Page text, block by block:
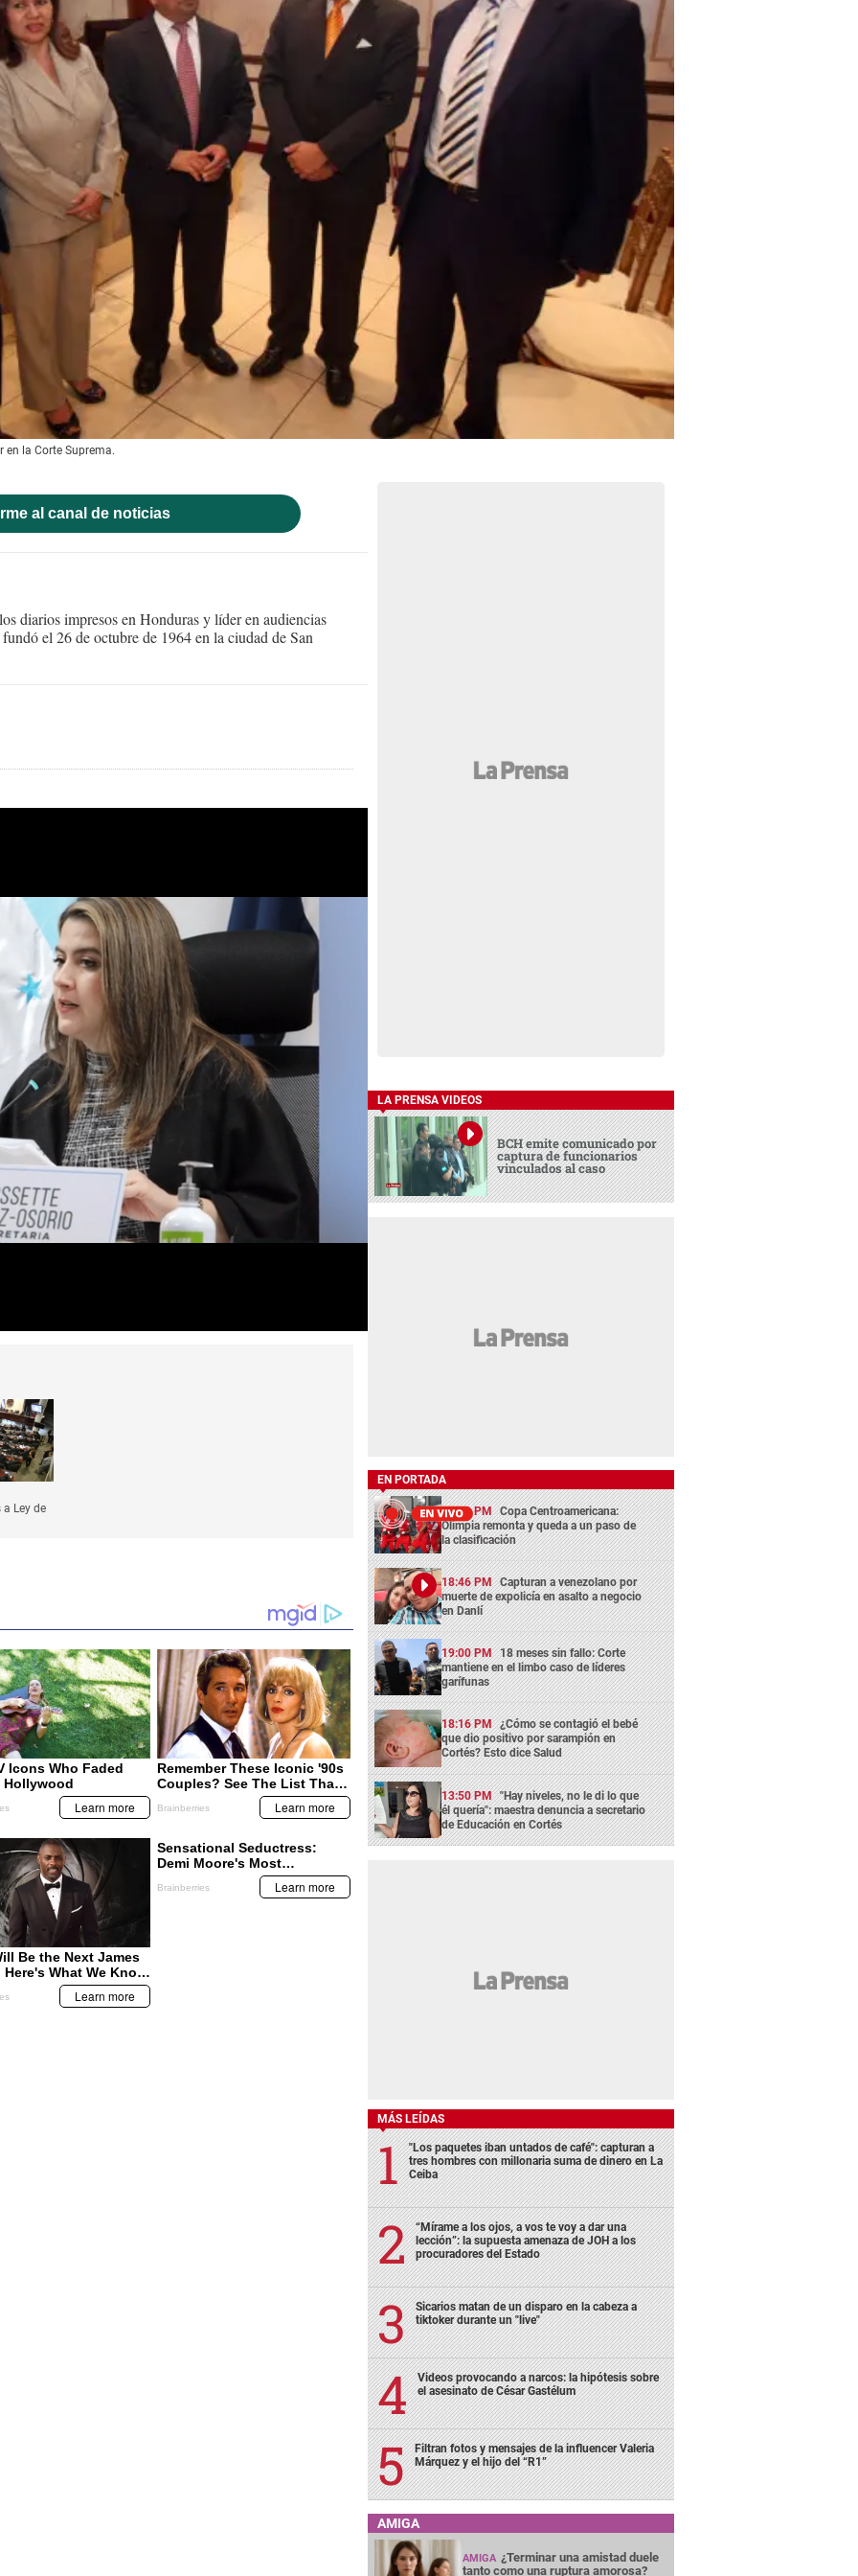
en la Corte Suprema.
al canal de noticias
diarios impresos en Honduras y líder en audiencias
el 26 de octubre de 1964 en la ciudad de San
Ley de
LA PRENSA VIDEOS
BCH emite comunicado por
captura de funcionarios
vinculados al caso
EN PORTADA
13:29 PM Copa Centroamericana:
Olimpia remonta y queda a un paso de
la clasificación
18:46 PM Capturan a venezolano por
muerte de expolicía en asalto a negocio
en Danlí
19:00 PM 18 meses sin fallo: Corte
mantiene en el limbo caso de líderes
garífunas
18:16 PM ¿Cómo se contagió el bebé
que dio positivo por sarampión en
Cortés? Esto dice Salud
13:50 PM "Hay niveles, no le di lo que
él quería": maestra denuncia a secretario
de Educación en Cortés
MÁS LEÍDAS
"Los paquetes iban untados de café": capturan a
tres hombres con millonaria suma de dinero en La
Ceiba
“Mírame a los ojos, a vos te voy a dar una
lección”: la supuesta amenaza de JOH a los
procuradores del Estado
Sicarios matan de un disparo en la cabeza a
tiktoker durante un "live"
Videos provocando a narcos: la hipótesis sobre
el asesinato de César Gastélum
Filtran fotos y mensajes de la influencer Valeria
Márquez y el hijo del “R1”
AMIGA
AMIGA ¿Terminar una amistad duele
tanto como una ruptura amorosa?